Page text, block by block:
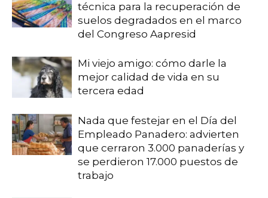
técnica para la recuperación de
suelos degradados en el marco
del Congreso Aapresid
Mi viejo amigo: cómo darle la
mejor calidad de vida en su
tercera edad
Nada que festejar en el Día del
Empleado Panadero: advierten
que cerraron 3.000 panaderías y
se perdieron 17.000 puestos de
trabajo